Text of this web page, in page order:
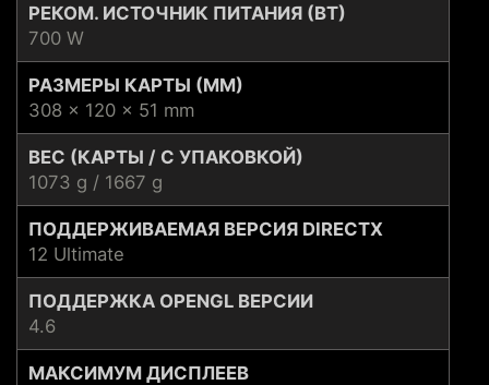
РЕКОМ. ИСТОЧНИК ПИТАНИЯ (ВТ)
700 W
РАЗМЕРЫ КАРТЫ (ММ)
308 x 120 x 51 mm
ВЕС (КАРТЫ / С УПАКОВКОЙ)
1073 g / 1667 g
ПОДДЕРЖИВАЕМАЯ ВЕРСИЯ DIRECTX
12 Ultimate
ПОДДЕРЖКА OPENGL ВЕРСИИ
4.6
МАКСИМУМ ДИСПЛЕЕВ